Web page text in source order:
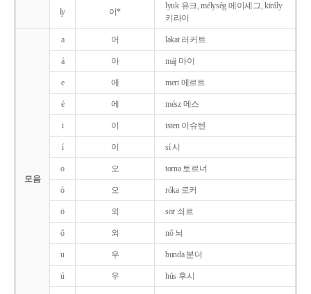
ly 이*
lyuk 유크, mélység 메이셰그, király
키라이
모음
a 어 lakat 러커트
á 아 máj 마이
e 에 mert 메르트
é 에 mész 메스
i 이 isten 이슈텐
í 이 sí 시
o 오 torna 토르너
ó 오 róka 로커
ö 외 sör 쇠르
ő 외 nő 뇌
u 우 bunda 분더
ú 우 hús 후시